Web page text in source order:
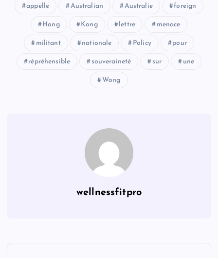
appelle Australian Australie foreign
Hong Kong lettre menace
militant nationale Policy pour
répréhensible souveraineté sur une
Wong
wellnessfitpro